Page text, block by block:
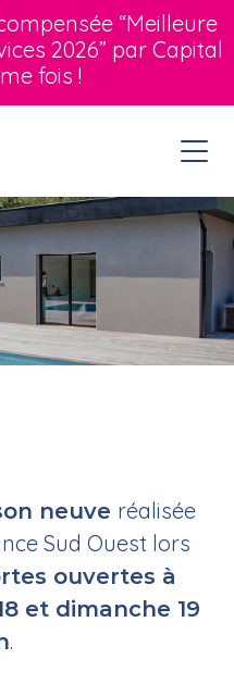
“Meilleure
2026” par Capital
fois !
neuve réalisée
Sud Ouest lors
ouvertes à
et dimanche 19
.